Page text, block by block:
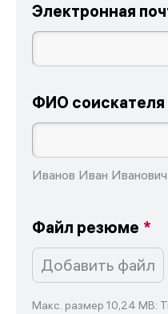
Электронная
ФИО соискателя
Иванов Иван Иванович
Файл резюме
Добавить файл
Макс. размер 10,24 MB: